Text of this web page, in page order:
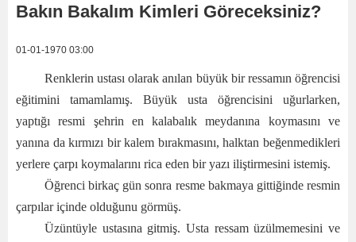
Bakın Bakalım Kimleri Göreceksiniz?
01-01-1970 03:00
Renklerin ustası olarak anılan büyük bir ressamın öğrencisi
eğitimini tamamlamış. Büyük usta öğrencisini uğurlarken,
yaptığı resmi şehrin en kalabalık meydanına koymasını ve
yanına da kırmızı bir kalem bırakmasını, halktan beğenmedikleri
yerlere çarpı koymalarını rica eden bir yazı iliştirmesini istemiş.
Öğrenci birkaç gün sonra resme bakmaya gittiğinde resmin
çarpılar içinde olduğunu görmüş.
Üzüntüyle ustasına gitmiş. Usta ressam üzülmemesini ve